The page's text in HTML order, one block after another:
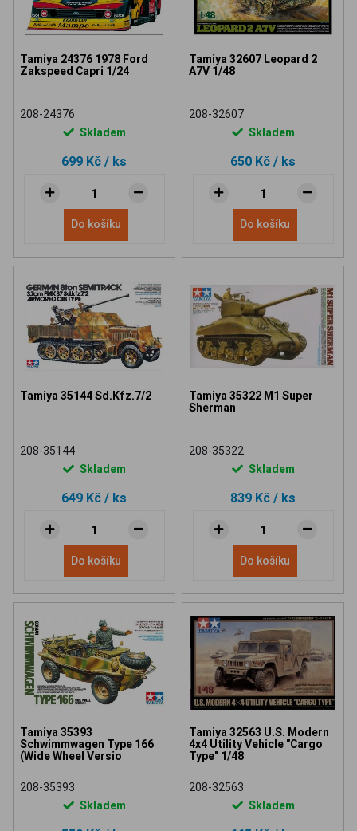
Tamiya 24376 1978 Ford
Zakspeed Capri 1/24
208-24376
Skladem
699 Kč / ks
Do košíku
Tamiya 32607 Leopard 2
A7V 1/48
208-32607
Skladem
650 Kč / ks
Do košíku
Tamiya 35144 Sd.Kfz.7/2
208-35144
Skladem
649 Kč / ks
Do košíku
Tamiya 35322 M1 Super
Sherman
208-35322
Skladem
839 Kč / ks
Do košíku
Tamiya 35393
Schwimmwagen Type 166
(Wide Wheel Versio
208-35393
Skladem
Tamiya 32563 U.S. Modern
4x4 Utility Vehicle "Cargo
Type" 1/48
208-32563
Skladem